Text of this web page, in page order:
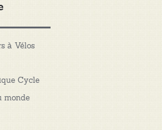
à Vélos
Cycle
monde